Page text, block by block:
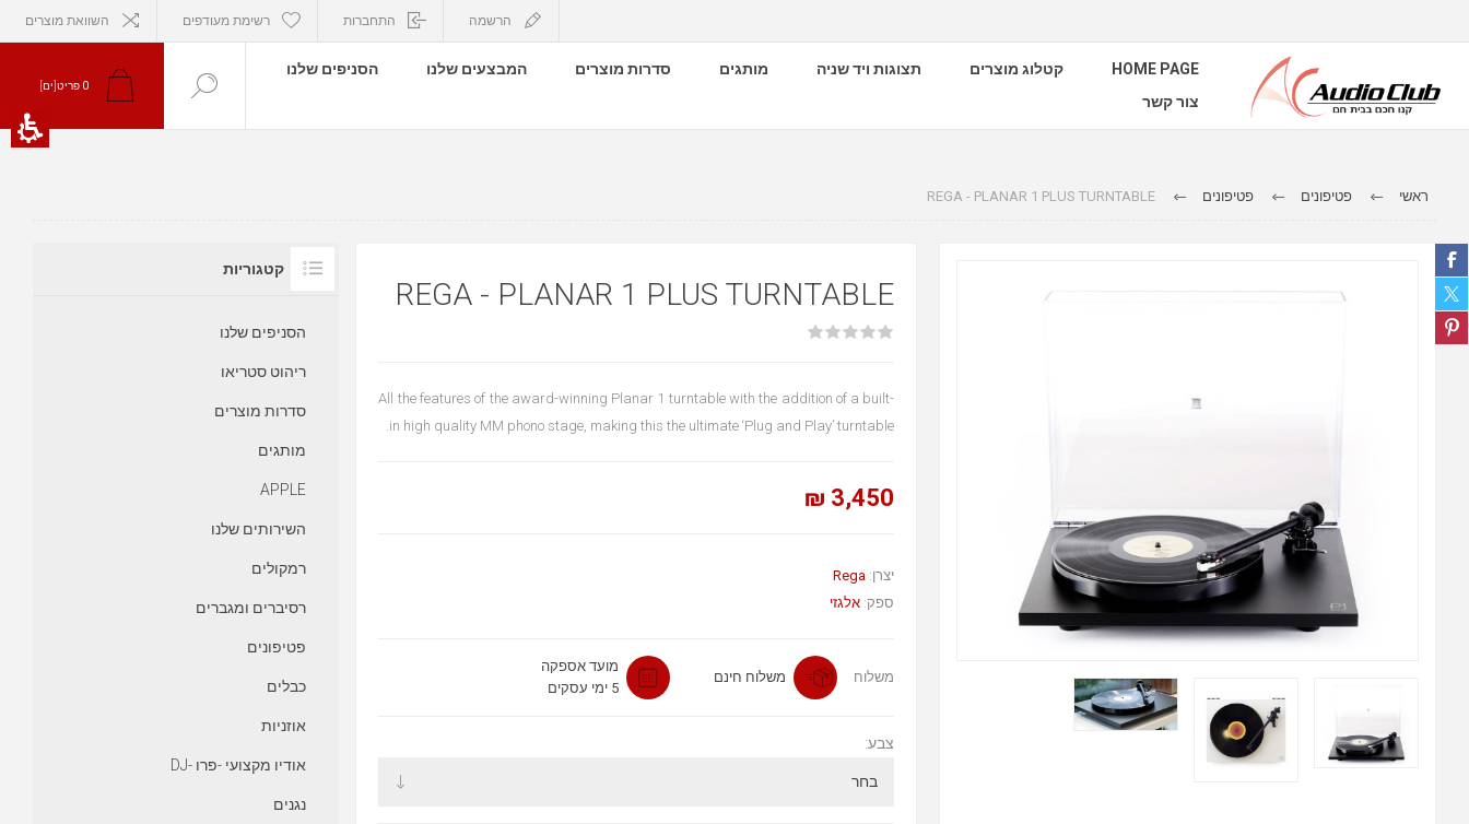
הרשמה התחברות רשימת מעודפים השוואת מוצרים
HOME PAGE קטלוג מוצרים תצוגות ויד שניה מותגים סדרות מוצרים המבצעים שלנו
הסניפים שלנו
צור קשר
0 פריט[ים]
ראשי פטיפונים פטיפונים REGA - PLANAR 1 PLUS TURNTABLE
REGA - PLANAR 1 PLUS TURNTABLE
All the features of the award-winning Planar 1 turntable with the addition of a built-
in high quality MM phono stage, making this the ultimate ‘Plug and Play’ turntable.
3,450 ₪
יצרן: Rega
ספק: אלגזי
משלוח משלוח חינם
מועד אספקה
5 ימי עסקים
צבע:
קטגוריות
הסניפים שלנו
ריהוט סטריאו
סדרות מוצרים
מותגים
APPLE
השירותים שלנו
רמקולים
רסיברים ומגברים
פטיפונים
כבלים
אוזניות
אודיו מקצועי -פרו -DJ
נגנים